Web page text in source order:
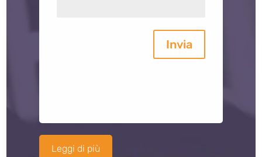
Invia
Leggi di più